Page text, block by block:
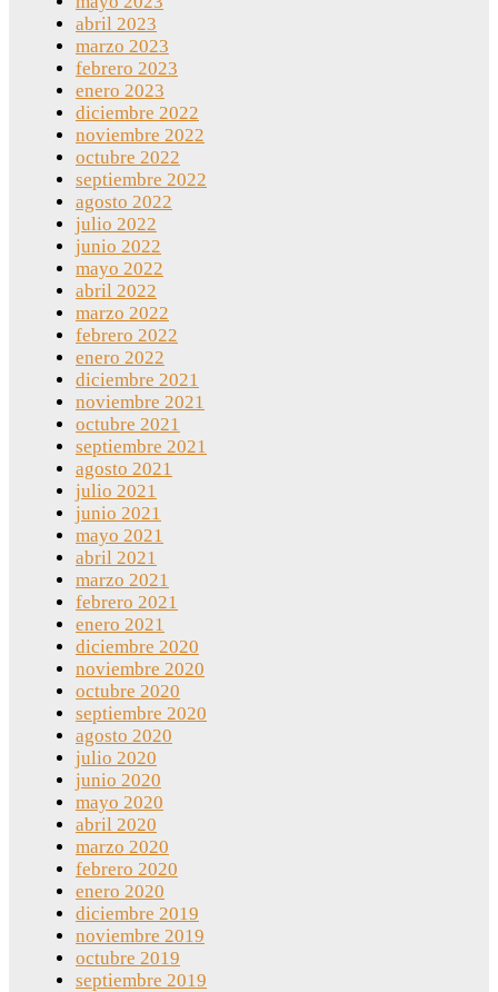
abril 2023
marzo 2023
febrero 2023
enero 2023
diciembre 2022
noviembre 2022
octubre 2022
septiembre 2022
agosto 2022
julio 2022
junio 2022
mayo 2022
abril 2022
marzo 2022
febrero 2022
enero 2022
diciembre 2021
noviembre 2021
octubre 2021
septiembre 2021
agosto 2021
julio 2021
junio 2021
mayo 2021
abril 2021
marzo 2021
febrero 2021
enero 2021
diciembre 2020
noviembre 2020
octubre 2020
septiembre 2020
agosto 2020
julio 2020
junio 2020
mayo 2020
abril 2020
marzo 2020
febrero 2020
enero 2020
diciembre 2019
noviembre 2019
octubre 2019
septiembre 2019